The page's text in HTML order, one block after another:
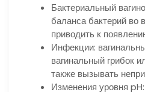
Бактериальный
баланса бактерий во
приводить к
Инфекции:
вагинальный грибок
также вызывать
Изменения уровня